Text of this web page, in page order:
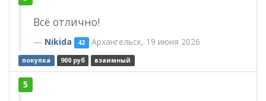
Всë отлично!
Nikida 42 Архангельск, 19 июня 2026
покупка 900 руб взаимный
5